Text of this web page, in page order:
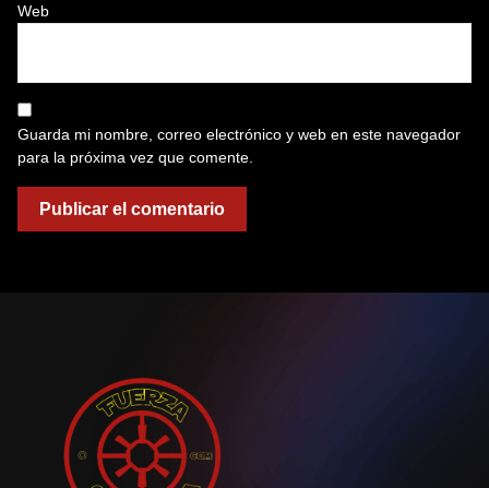
Web
Guarda mi nombre, correo electrónico y web en este navegador
para la próxima vez que comente.